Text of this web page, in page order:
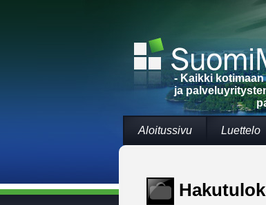
- Kaikki
ja
Aloitussivu Luettelo